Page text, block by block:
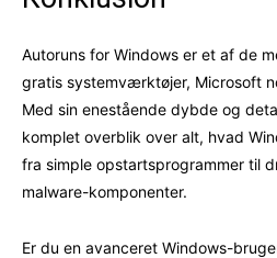
Autoruns for Windows er et af de
gratis systemværktøjer, Microsoft
Med sin enestående dybde og
komplet overblik over alt, hvad
fra simple opstartsprogrammer til
malware-komponenter.
Er du en avanceret Windows-